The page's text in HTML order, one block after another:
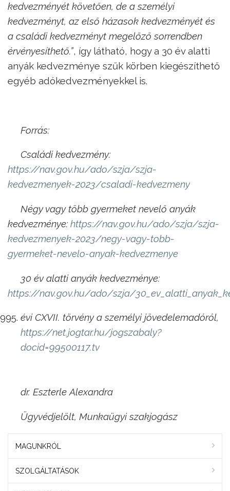
kedvezményét követően, de a személyi
kedvezményt, az első házasok kedvezményét és
a családi kedvezményt megelőző sorrendben
érvényesíthető.”, így látható, hogy a 30 év alatti
anyák kedvezménye szűk körben kiegészíthető
egyéb adókedvezményekkel is.
Forrás:
Családi kedvezmény:
https://nav.gov.hu/ado/szja/szja-
kedvezmenyek-2023/csaladi-kedvezmeny
Négy vagy több gyermeket nevelő anyák
kedvezménye: https://nav.gov.hu/ado/szja/szja-
kedvezmenyek-2023/negy-vagy-tobb-
gyermeket-nevelo-anyak-kedvezmenye
30 év alatti anyák kedvezménye:
https://nav.gov.hu/ado/szja/
évi CXVII. törvény a személyi jövedelemadóról,
https://net.jogtar.hu/jogszabaly?
docid=99500117.tv
dr. Eszterle Alexandra
Ügyvédjelölt, Munkaügyi szakjogász
MAGUNKRÓL
SZOLGÁLTATÁSOK